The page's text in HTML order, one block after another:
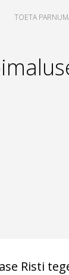
TOETA
Risti